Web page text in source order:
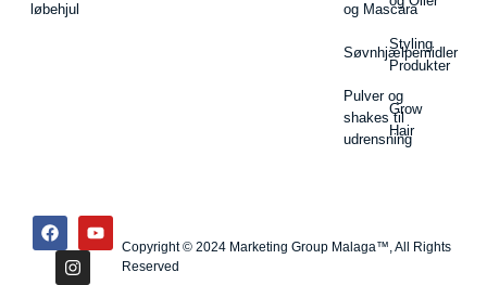
løbehjul
og Mascara
Søvnhjælpemidler
Pulver og
shakes til
udrensning
Styling
Produkter
Grow
Hair
Copyright © 2024 Marketing Group Malaga™, All Rights
Reserved